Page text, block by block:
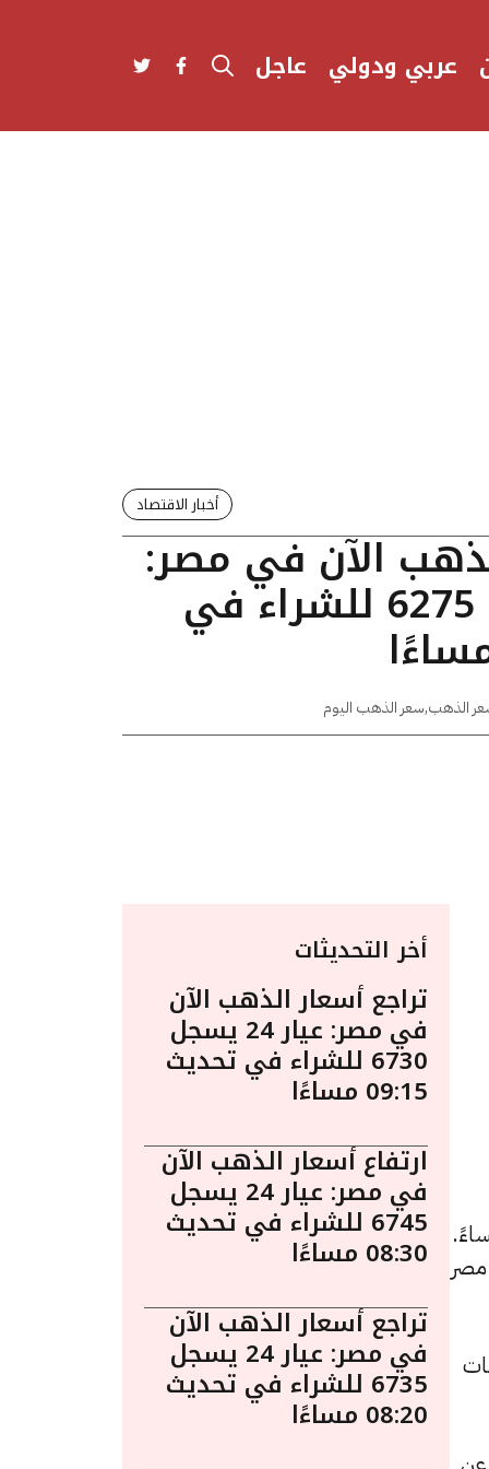
عربي ودولي عاجل
أخبار الاقتصاد
الآن في مصر:
عيار 24 يسجل 6275 للشراء في
الذهب,سعر الذهب اليوم
اليوم في مصر ليوم الأربعاء 12 نوفمبر الساعة 4:30 مساءً.
بانخفاض قدره 5 جنيهات
أخر التحديثات
تراجع أسعار الذهب الآن
في مصر: عيار 24 يسجل
6730 للشراء في تحديث
09:15 مساءًا
ارتفاع أسعار الذهب الآن
في مصر: عيار 24 يسجل
6745 للشراء في تحديث
08:30 مساءًا
تراجع أسعار الذهب الآن
في مصر: عيار 24 يسجل
6735 للشراء في تحديث
08:20 مساءًا